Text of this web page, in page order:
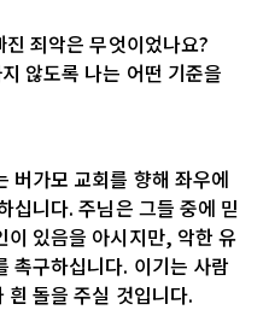
죄악은 무엇이었나요?
않도록 나는 어떤 기준을
버가모 교회를 향해 좌우에
십니다. 주님은 그들 중에 믿
이 있음을 아시지만, 악한 유
촉구하십니다. 이기는 사람
돌을 주실 것입니다.